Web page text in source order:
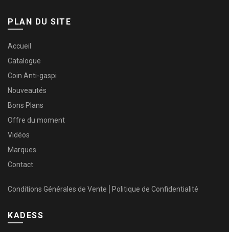
PLAN DU SITE
Accueil
Catalogue
Coin Anti-gaspi
Nouveautés
Bons Plans
Offre du moment
Vidéos
Marques
Contact
Conditions Générales de Vente Politique de Confidentialité
KADESS